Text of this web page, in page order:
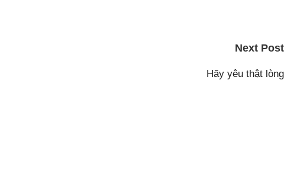
Next Post
Hãy yêu thật lòng